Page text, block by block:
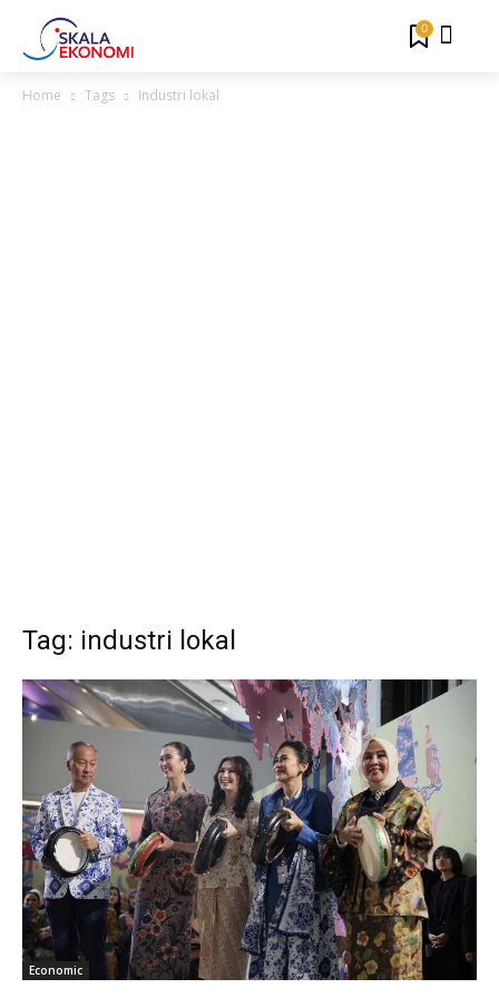
0
Home Tags Industri lokal
Tag: industri lokal
Economic